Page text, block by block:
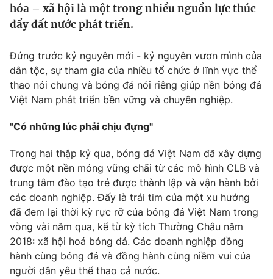
Thế giới
Thế giới đó đây
Câu chuyện quốc tế
Kinh tế
Tài chính
Thị trường
Góc doanh nghiệp
Dữ liệu và đời sống
Truyền hình
Phim VTV
Hậu trường
Nhân vật
Khán giả
Giải sao mai
Giải trí
Điện ảnh
Âm nhạc
Sao
Đời sống
Du lịch
Làm đẹp
Chất lượng cuộc sống
Giáo dục
Tuyển sinh
Công nghệ
hóa – xã hội là một trong nhiều nguồn lực thúc
đẩy đất nước phát triển.
Đứng trước kỷ nguyên mới - kỷ nguyên vươn mình của
dân tộc, sự tham gia của nhiều tổ chức ở lĩnh vực thể
thao nói chung và bóng đá nói riêng giúp nền bóng đá
Việt Nam phát triển bền vững và chuyên nghiệp.
"Có những lúc phải chịu đựng"
Trong hai thập kỷ qua, bóng đá Việt Nam đã xây dựng
được một nền móng vững chãi từ các mô hình CLB và
trung tâm đào tạo trẻ được thành lập và vận hành bởi
các doanh nghiệp. Đấy là trái tim của một xu hướng
đã đem lại thời kỳ rực rỡ của bóng đá Việt Nam trong
vòng vài năm qua, kể từ kỳ tích Thường Châu năm
2018: xã hội hoá bóng đá. Các doanh nghiệp đồng
hành cùng bóng đá và đồng hành cùng niềm vui của
người dân yêu thể thao cả nước.